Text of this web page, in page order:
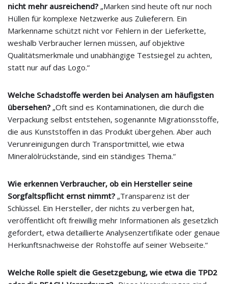
nicht mehr ausreichend? „Marken sind heute oft nur noch
Hüllen für komplexe Netzwerke aus Zulieferern. Ein
Markenname schützt nicht vor Fehlern in der Lieferkette,
weshalb Verbraucher lernen müssen, auf objektive
Qualitätsmerkmale und unabhängige Testsiegel zu achten,
statt nur auf das Logo.“
Welche Schadstoffe werden bei Analysen am häufigsten
übersehen? „Oft sind es Kontaminationen, die durch die
Verpackung selbst entstehen, sogenannte Migrationsstoffe,
die aus Kunststoffen in das Produkt übergehen. Aber auch
Verunreinigungen durch Transportmittel, wie etwa
Mineralölrückstände, sind ein ständiges Thema.“
Wie erkennen Verbraucher, ob ein Hersteller seine
Sorgfaltspflicht ernst nimmt? „Transparenz ist der
Schlüssel. Ein Hersteller, der nichts zu verbergen hat,
veröffentlicht oft freiwillig mehr Informationen als gesetzlich
gefordert, etwa detaillierte Analysenzertifikate oder genaue
Herkunftsnachweise der Rohstoffe auf seiner Webseite.“
Welche Rolle spielt die Gesetzgebung, wie etwa die TPD2